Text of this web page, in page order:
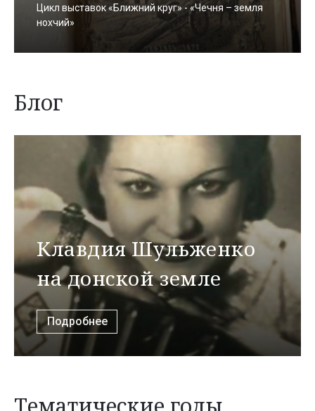
Цикл выставок «Ближний круг» - «Чечня – земля
нохчий»
Блог
Клавдия Шульженко
на донской земле
Подробнее